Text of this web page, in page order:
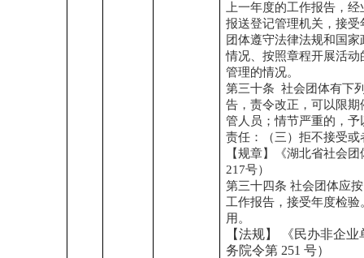
上一年度的工作报告，
报送登记管理机关，接
团体遵守法律法规和国
情况、按照章程开展活
管理的情况。
第三十条 社会团体有下
告，责令改正，可以限
管人员；情节严重的，
责任：（三）拒不接受
【规章】《湖北省社会
217号）
第三十四条 社会团体应
工作报告，接受年度检
用。
【法规】
《民办非企
务院令第 251 号）